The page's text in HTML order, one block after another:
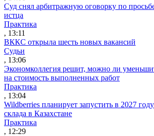
Суд снял арбитражную оговорку по
истца
Практика
, 13:11
ВККС открыла шесть новых вакансий
Судьи
, 13:06
Экономколлегия решит, можно ли
на стоимость выполненных работ
Практика
, 13:04
Wildberries планирует запустить в 2027
склада в Казахстане
Практика
, 12:29